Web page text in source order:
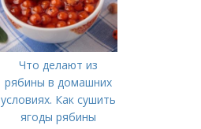
Что делают из
рябины в домашних
условиях. Как сушить
ягоды рябины